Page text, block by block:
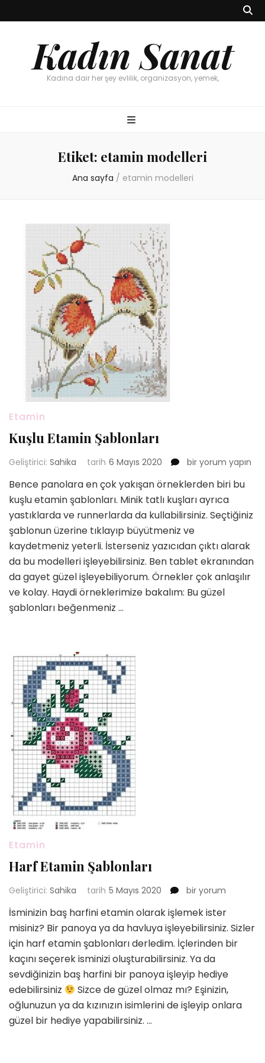
Kadın Sanat
Kadına dair her şey evlilik, organizasyon, yemek,
Etiket: etamin modelleri
Ana sayfa / etamin modelleri
Etamin
Kuşlu Etamin Şablonları
Geliştirici: Sahika tarih 6 Mayıs 2020
Kuşlu
Şablonları
için
bir yorum yapın
Bence panolara en çok yakışan örneklerden biri bu
kuşlu etamin şablonları. Minik tatlı kuşları ayrıca
yastıklarda ve runnerlarda da kullabilirsiniz. Seçtiğiniz
şablonun üzerine tıklayıp büyütmeniz ve
kaydetmeniz yeterli. İsterseniz yazıcıdan çıktı alarak
da bu modelleri işleyebilirsiniz. Ben tablet ekranından
da gayet güzel işleyebiliyorum. Örnekler çok anlaşılır
ve kolay. Haydi örneklerimize bakalım: Bu güzel
şablonları beğenmeniz …
Etamin
Harf Etamin Şablonları
Geliştirici: Sahika tarih 5 Mayıs 2020
Harf
Şablonları
için
bir yorum
İsminizin baş harfini etamin olarak işlemek ister
misiniz? Bir panoya ya da havluya işleyebilirsiniz. Sizler
için harf etamin şablonları derledim. İçlerinden bir
kaçını seçerek isminizi oluşturabilirsiniz. Ya da
sevdiğinizin baş harfini bir panoya işleyip hediye
edebilirsiniz
Sizce de güzel olmaz mı? Eşinizin,
oğlunuzun ya da kızınızın isimlerini de işleyip onlara
güzel bir hediye yapabilirsiniz. …